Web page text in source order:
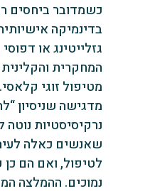
כשמדובר ביחסים
בדינמיקה
גזלייטינג או
המחקרית
מטיפול זוגי
מדגישה שניסיון
נרקיסיסטיות נוטה
שאנשים כאלה
לטיפול, ואם הם כן
נמוכים. ההמלצה